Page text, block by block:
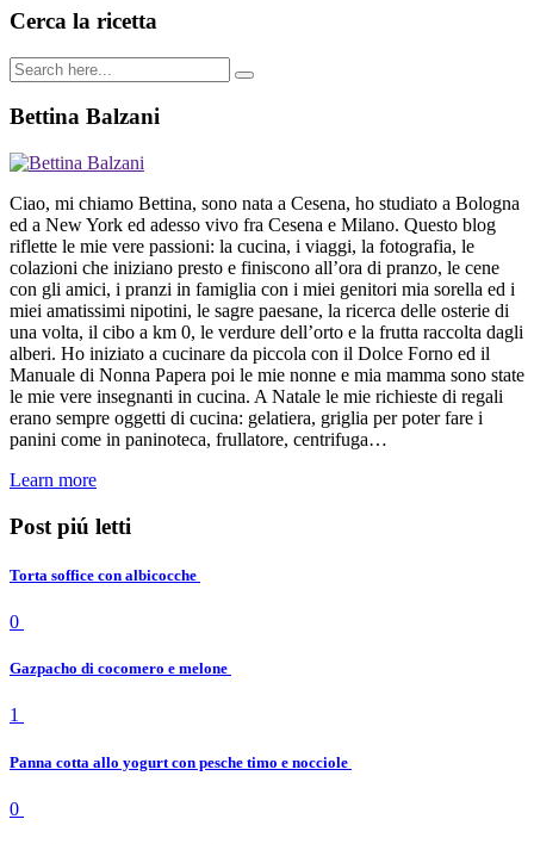
Cerca la ricetta
Bettina Balzani
Ciao, mi chiamo Bettina, sono nata a Cesena, ho studiato a Bologna
ed a New York ed adesso vivo fra Cesena e Milano. Questo blog
riflette le mie vere passioni: la cucina, i viaggi, la fotografia, le
colazioni che iniziano presto e finiscono all’ora di pranzo, le cene
con gli amici, i pranzi in famiglia con i miei genitori mia sorella ed i
miei amatissimi nipotini, le sagre paesane, la ricerca delle osterie di
una volta, il cibo a km 0, le verdure dell’orto e la frutta raccolta dagli
alberi. Ho iniziato a cucinare da piccola con il Dolce Forno ed il
Manuale di Nonna Papera poi le mie nonne e mia mamma sono state
le mie vere insegnanti in cucina. A Natale le mie richieste di regali
erano sempre oggetti di cucina: gelatiera, griglia per poter fare i
panini come in paninoteca, frullatore, centrifuga…
Learn more
Post piú letti
Torta soffice con albicocche
0
Gazpacho di cocomero e melone
1
Panna cotta allo yogurt con pesche timo e nocciole
0